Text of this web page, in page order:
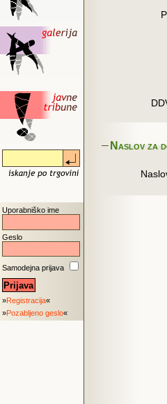
Uporabniško ime
Geslo
Samodejna prijava
»Registracija«
»Pozabljeno geslo«
Naslov za